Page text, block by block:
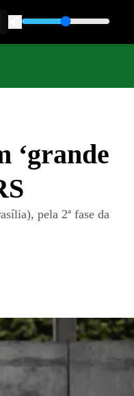
‘grande
pela 2ª fase da